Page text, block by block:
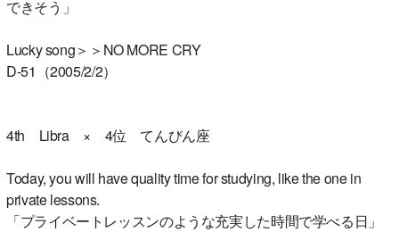
できそう」
Lucky song＞＞NO MORE CRY
D-51（2005/2/2）
4th Libra × 4位 てんびん座
Today, you will have quality time for studying, like the one in
private lessons.
「プライベートレッスンのような充実した時間で学べる日」